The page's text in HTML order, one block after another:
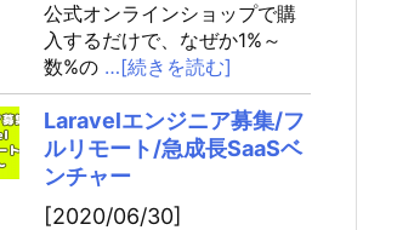
公式オンラインショップで購
入するだけで、なぜか1%～
数%の …[続きを読む]
Laravelエンジニア募集/フ
ルリモート/急成長SaaSベ
ンチャー
[2020/06/30]